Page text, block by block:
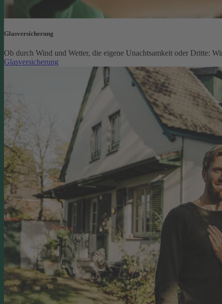
Glasversicherung
Ob durch Wind und Wetter, die eigene Unachtsamkeit oder Dritte:
Glasversicherung